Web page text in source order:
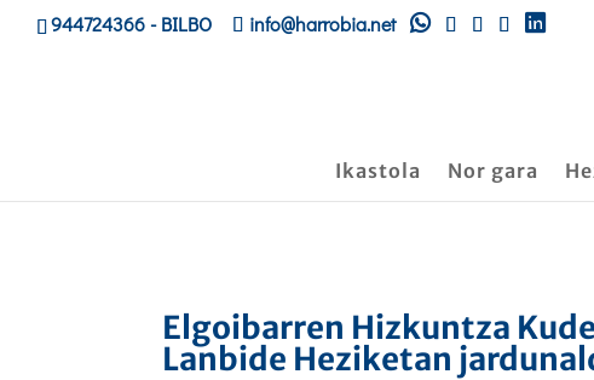
944724366- BILBO info@harrobia.net
Ikastola Nor gara
Elgoibarren Hizkuntza
Lanbide Heziketan